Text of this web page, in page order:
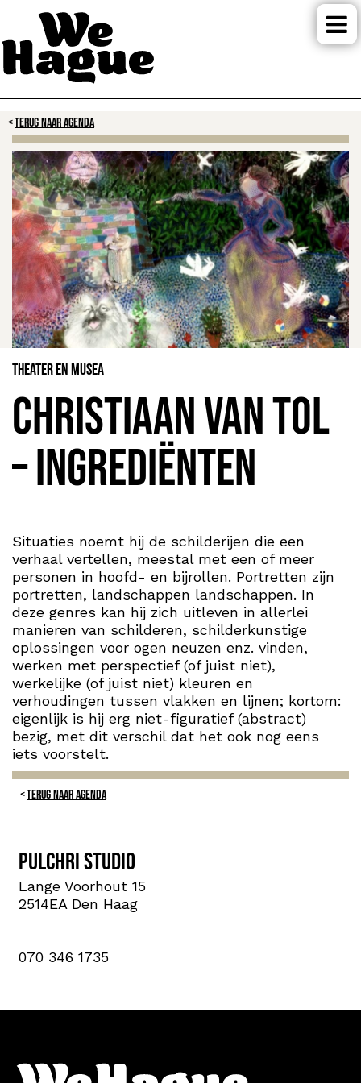
TERUG NAAR AGENDA
Theater en Musea
Christiaan van Tol
– Ingrediënten
Situaties noemt hij de schilderijen die een
verhaal vertellen, meestal met een of meer
personen in hoofd- en bijrollen. Portretten zijn
portretten, landschappen landschappen. In
deze genres kan hij zich uitleven in allerlei
manieren van schilderen, schilderkunstige
oplossingen voor ogen neuzen enz. vinden,
werken met perspectief (of juist niet),
werkelijke (of juist niet) kleuren en
verhoudingen tussen vlakken en lijnen; kortom:
eigenlijk is hij erg niet-figuratief (abstract)
bezig, met dit verschil dat het ook nog eens
iets voorstelt.
TERUG NAAR AGENDA
Pulchri Studio
Lange Voorhout 15
2514EA Den Haag
070 346 1735